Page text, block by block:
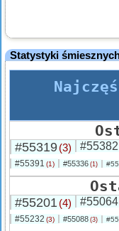
Statystyki
#55319(3) #55382
#55391 (1) #55336 (1)
#55201(4) #55064
#55232 (3) #55088 (3)